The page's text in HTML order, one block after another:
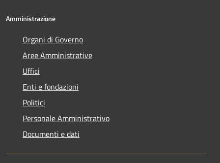
Amministrazione
Organi di Governo
Aree Amministrative
Uffici
Enti e fondazioni
Politici
Personale Amministrativo
Documenti e dati